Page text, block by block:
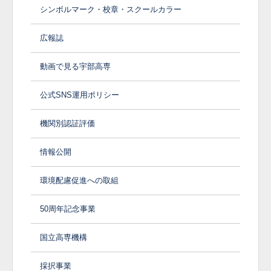
シンボルマーク・校章・スクールカラー
広報誌
動画で見る宇部高専
公式SNS運用ポリシー
機関別認証評価
情報公開
環境配慮促進への取組
50周年記念事業
国立高専機構
採択事業